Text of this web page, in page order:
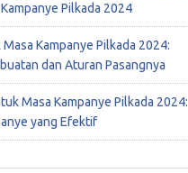
Pilkada 2024
Kampanye Pilkada 2024:
dan Aturan Pasangnya
Masa Kampanye Pilkada 2024:
yang Efektif